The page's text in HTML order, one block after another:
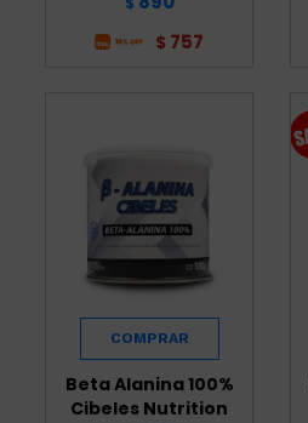
$ 757
Beta Alanina 100%
Cibeles Nutrition